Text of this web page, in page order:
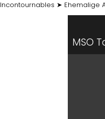
Incontournables ➤ Ehemalige
MSO